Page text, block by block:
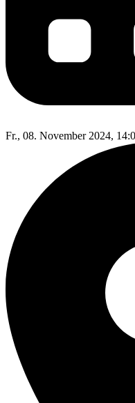
Fr., 08. November 2024,